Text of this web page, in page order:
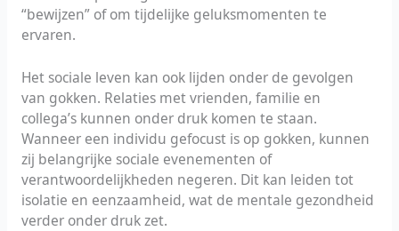
“bewijzen” of om tijdelijke geluksmomenten te
ervaren.
Het sociale leven kan ook lijden onder de gevolgen
van gokken. Relaties met vrienden, familie en
collega’s kunnen onder druk komen te staan.
Wanneer een individu gefocust is op gokken, kunnen
zij belangrijke sociale evenementen of
verantwoordelijkheden negeren. Dit kan leiden tot
isolatie en eenzaamheid, wat de mentale gezondheid
verder onder druk zet.